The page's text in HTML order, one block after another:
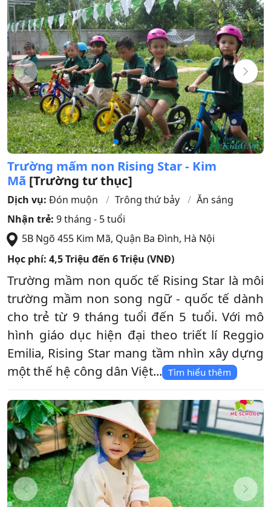
Trường mấm non Rising Star - Kim
Mã [Trường tư thục]
Dịch vụ: Đón muộn Trông thứ bảy
Ăn sáng
Nhận trẻ: 9 tháng - 5 tuổi
5B Ngõ 455 Kim Mã, Quận Ba Đình, Hà Nội
Học phí: 4,5 Triệu đến 6 Triệu (VNĐ)
Trường mầm non quốc tế Rising Star là môi
trường mầm non song ngữ - quốc tế dành
cho trẻ từ 9 tháng tuổi đến 5 tuổi. Với mô
hình giáo dục hiện đại theo triết lí Reggio
Emilia, Rising Star mang tầm nhìn xây dựng
một thế hệ công dân Việt... Tìm hiểu thêm